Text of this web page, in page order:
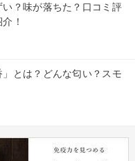
い？味が落ちた？口コミ評
！
とは？どんな匂い？スモ